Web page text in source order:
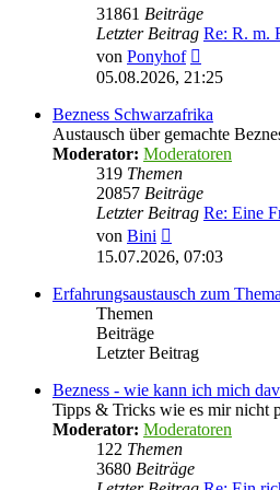
31861 Beiträge
Letzter Beitrag Re: R. m.
von Ponyhof
Beitrag
05.08.2026, 21:25
Bezness Schwarzafrika
Austausch über gemachte
Moderator: Moderatoren
319 Themen
20857 Beiträge
Letzter Beitrag Re: Eine
von Bini
Beitrag
15.07.2026, 07:03
Erfahrungsaustausch zum
Themen
Beiträge
Letzter Beitrag
Bezness - wie kann ich mich
Tipps & Tricks wie es mir nicht
Moderator: Moderatoren
122 Themen
3680 Beiträge